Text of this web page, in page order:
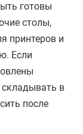
готовы
столы,
принтеров и
Если
складывать в
после